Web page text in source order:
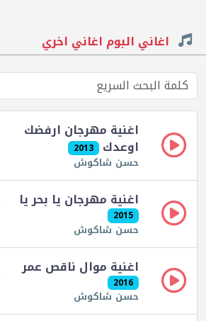
اغاني البوم اغاني اخري
اغنية مهرجان ارفضك
اوعدك 2013
حسن شاكوش
اغنية مهرجان يا بحر يا
2015
حسن شاكوش
اغنية موال ناقص عمر
2016
حسن شاكوش